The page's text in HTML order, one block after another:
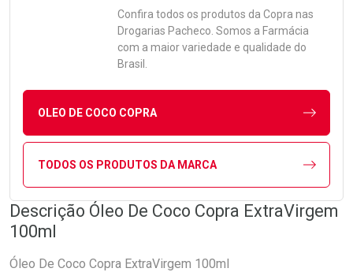
Confira todos os produtos da Copra nas
Drogarias Pacheco. Somos a Farmácia
com a maior variedade e qualidade do
Brasil.
OLEO DE COCO COPRA
TODOS OS PRODUTOS DA MARCA
Descrição Óleo De Coco Copra ExtraVirgem
100ml
Óleo De Coco Copra ExtraVirgem 100ml